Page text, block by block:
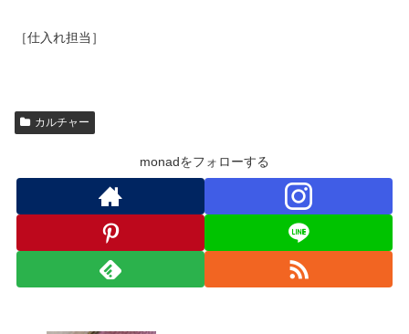
［仕入れ担当］
カルチャー
monadをフォローする